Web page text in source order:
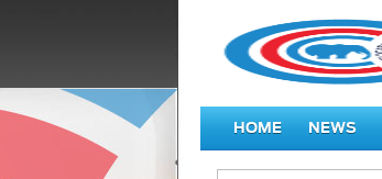
HOME NEWS